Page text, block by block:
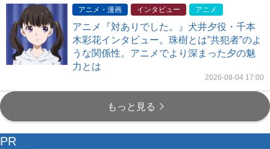
アニメ・漫画 インタビュー アニメ
アニメ『対ありでした。』犬井夕役・千本
木彩花インタビュー。珠樹とは”共犯者”のよ
うな関係性。アニメでより深まった夕の魅
力とは
2026-08-04 17:00
もっと見る
PR